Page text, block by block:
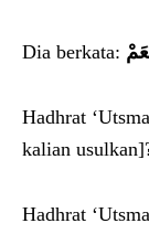
Dia berkata:
Hadhrat
kalian
Hadhrat